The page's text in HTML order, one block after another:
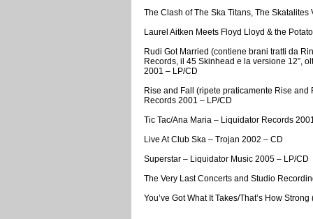
The Clash of The Ska Titans, The
Laurel Aitken Meets Floyd Lloyd & the
Rudi Got Married (contiene brani tratti da
Records, il 45 Skinhead e la versione 12”,
2001 – LP/CD
Rise and Fall (ripete praticamente Rise and
Records 2001 – LP/CD
Tic Tac/Ana Maria – Liquidator Records
Live At Club Ska – Trojan 2002 – CD
Superstar – Liquidator Music 2005 – LP/CD
The Very Last Concerts and Studio
You’ve Got What It Takes/That’s How